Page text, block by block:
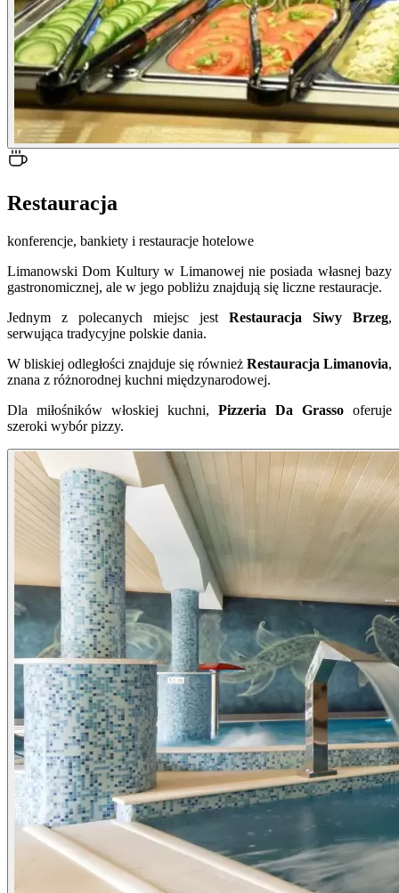
Restauracja
konferencje, bankiety i restauracje hotelowe
Limanowski Dom Kultury w Limanowej nie posiada własnej bazy
gastronomicznej, ale w jego pobliżu znajdują się liczne restauracje.
Jednym z polecanych miejsc jest Restauracja Siwy Brzeg,
serwująca tradycyjne polskie dania.
W bliskiej odległości znajduje się również Restauracja Limanovia,
znana z różnorodnej kuchni międzynarodowej.
Dla miłośników włoskiej kuchni, Pizzeria Da Grasso oferuje
szeroki wybór pizzy.